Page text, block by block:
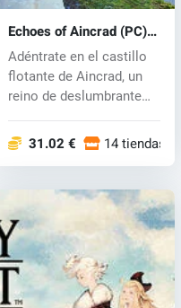
Echoes of Aincrad (PC)
key
Adéntrate en el castillo
flotante de Aincrad, un
reino de deslumbrante
31.02 € 14 tiendas